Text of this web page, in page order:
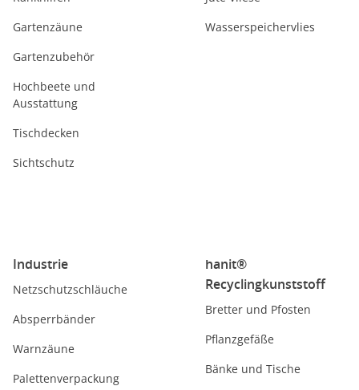
Gartenzäune
Gartenzubehör
Hochbeete und
Ausstattung
Tischdecken
Sichtschutz
Wasserspeichervlies
Industrie
Netzschutzschläuche
Absperrbänder
Warnzäune
Palettenverpackung
hanit®
Recyclingkunststoff
Bretter und Pfosten
Pflanzgefäße
Bänke und Tische